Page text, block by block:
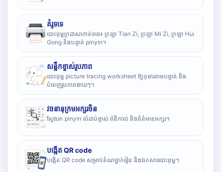
គំរូទទេ
បោះពុម្ពក្រដាសហាត់ទទេ៖ ក្រឡា Tian Zi, ក្រឡា Mi Zi, ក្រឡា Hui
Gong និងបន្ទាត់ pinyin។
សន្លឹកខ្ទាស់រូបភាព
បោះពុម្ព picture tracing worksheet ឱ្យកុមារតាមបន្ទាត់ និង
បំពេញរូបភាពងាយៗ។
វចនានុក្រមអក្សរចិន
ស្វែងរក pinyin លំដាប់ខ្ទាស់ រ៉ាឌីកាល់ និងព័ត៌មានអក្សរ។
បង្កើត QR code
បង្កើត QR code សម្រាប់តំណថ្នាក់រៀន និងឯកសារបោះពុម្ព។